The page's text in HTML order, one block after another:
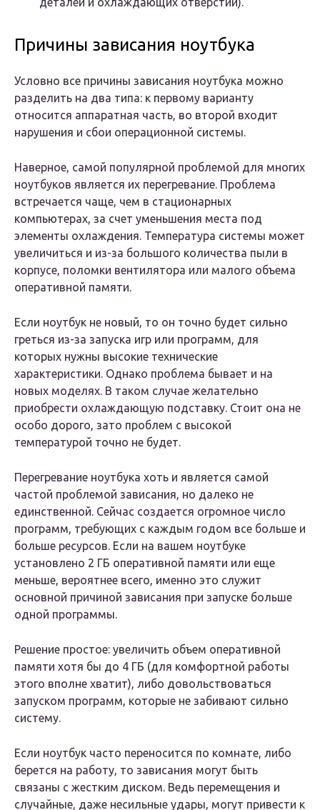
Причины зависания ноутбука
Условно все причины зависания ноутбука можно
разделить на два типа: к первому варианту
относится аппаратная часть, во второй входит
нарушения и сбои операционной системы.
Наверное, самой популярной проблемой для многих
ноутбуков является их перегревание. Проблема
встречается чаще, чем в стационарных
компьютерах, за счет уменьшения места под
элементы охлаждения. Температура системы может
увеличиться и из-за большого количества пыли в
корпусе, поломки вентилятора или малого объема
оперативной памяти.
Если ноутбук не новый, то он точно будет сильно
греться из-за запуска игр или программ, для
которых нужны высокие технические
характеристики. Однако проблема бывает и на
новых моделях. В таком случае желательно
приобрести охлаждающую подставку. Стоит она не
особо дорого, зато проблем с высокой
температурой точно не будет.
Перегревание ноутбука хоть и является самой
частой проблемой зависания, но далеко не
единственной. Сейчас создается огромное число
программ, требующих с каждым годом все больше и
больше ресурсов. Если на вашем ноутбуке
установлено 2 ГБ оперативной памяти или еще
меньше, вероятнее всего, именно это служит
основной причиной зависания при запуске больше
одной программы.
Решение простое: увеличить объем оперативной
памяти хотя бы до 4 ГБ (для комфортной работы
этого вполне хватит), либо довольствоваться
запуском программ, которые не забивают сильно
систему.
Если ноутбук часто переносится по комнате, либо
берется на работу, то зависания могут быть
связаны с жестким диском. Ведь перемещения и
случайные, даже несильные удары, могут привести к